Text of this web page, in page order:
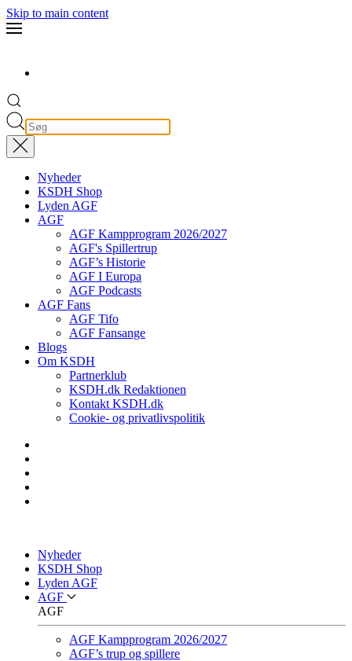
Skip to main content
Nyheder
KSDH Shop
Lyden AGF
AGF
AGF Kampprogram 2026/2027
AGF's Spillertrup
AGF’s Historie
AGF I Europa
AGF Podcasts
AGF Fans
AGF Tifo
AGF Fansange
Blogs
Om KSDH
Partnerklub
KSDH.dk Redaktionen
Kontakt KSDH.dk
Cookie- og privatlivspolitik
Nyheder
KSDH Shop
Lyden AGF
AGF
AGF
AGF Kampprogram 2026/2027
AGF’s trup og spillere